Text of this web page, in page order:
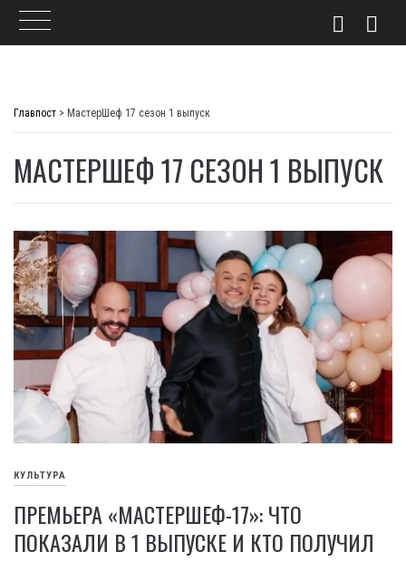
Главпост > МастерШеф 17 сезон 1 выпуск
МАСТЕРШЕФ 17 СЕЗОН 1 ВЫПУСК
КУЛЬТУРА
ПРЕМЬЕРА «МАСТЕРШЕФ-17»: ЧТО
ПОКАЗАЛИ В 1 ВЫПУСКЕ И КТО ПОЛУЧИЛ